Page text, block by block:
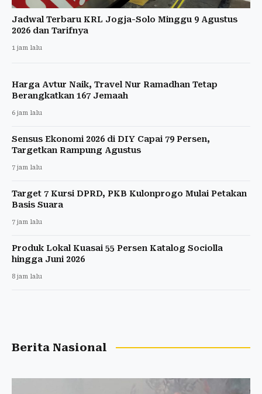
Jadwal Terbaru KRL Jogja-Solo Minggu 9 Agustus
2026 dan Tarifnya
1 jam lalu
Harga Avtur Naik, Travel Nur Ramadhan Tetap
Berangkatkan 167 Jemaah
6 jam lalu
Sensus Ekonomi 2026 di DIY Capai 79 Persen,
Targetkan Rampung Agustus
7 jam lalu
Target 7 Kursi DPRD, PKB Kulonprogo Mulai Petakan
Basis Suara
7 jam lalu
Produk Lokal Kuasai 55 Persen Katalog Sociolla
hingga Juni 2026
8 jam lalu
Berita Nasional